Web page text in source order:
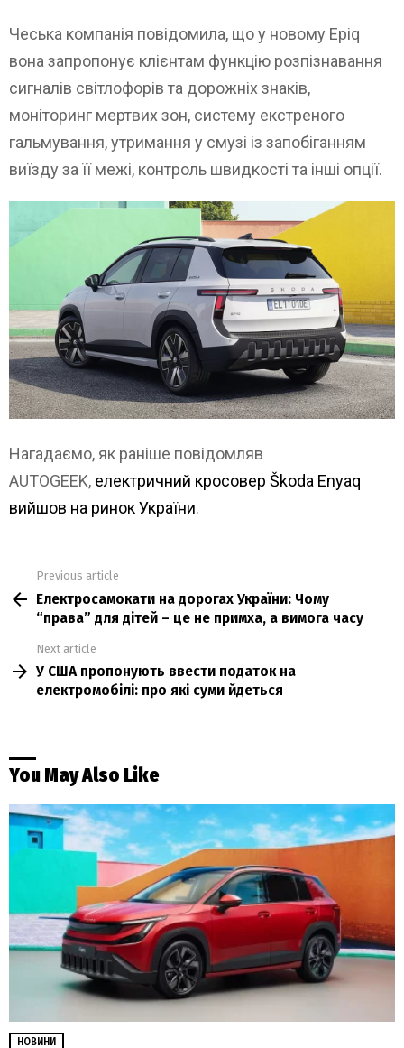
Чеська компанія повідомила, що у новому Epiq
вона запропонує клієнтам функцію розпізнавання
сигналів світлофорів та дорожніх знаків,
моніторинг мертвих зон, систему екстреного
гальмування, утримання у смузі із запобіганням
виїзду за її межі, контроль швидкості та інші опції.
Нагадаємо, як раніше повідомляв
AUTOGEEK, електричний кросовер Škoda Enyaq
вийшов на ринок України.
more
Previous article
Електросамокати на дорогах України: Чому
“права” для дітей – це не примха, а вимога часу
Next article
У США пропонують ввести податок на
електромобілі: про які суми йдеться
You May Also Like
НОВИНИ